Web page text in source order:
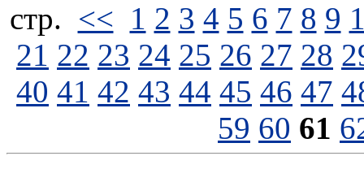
стp. << 1 2 3 4 5 6 7 8 9
21 22 23 24 25 26 27 28
40 41 42 43 44 45 46 47
59 60 61